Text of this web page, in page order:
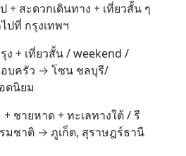
+ สะดวกเดินทาง + เที่ยวสั้น ๆ
ปที่ กรุงเทพฯ
ง + เที่ยวสั้น / weekend /
อบครัว → โซน ชลบุรี/
ดนิยม
ชายหาด + ทะเลทางใต้ / รี
มชาติ → ภูเก็ต, สุราษฎร์ธานี